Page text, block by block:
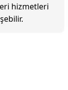
hizmetleri